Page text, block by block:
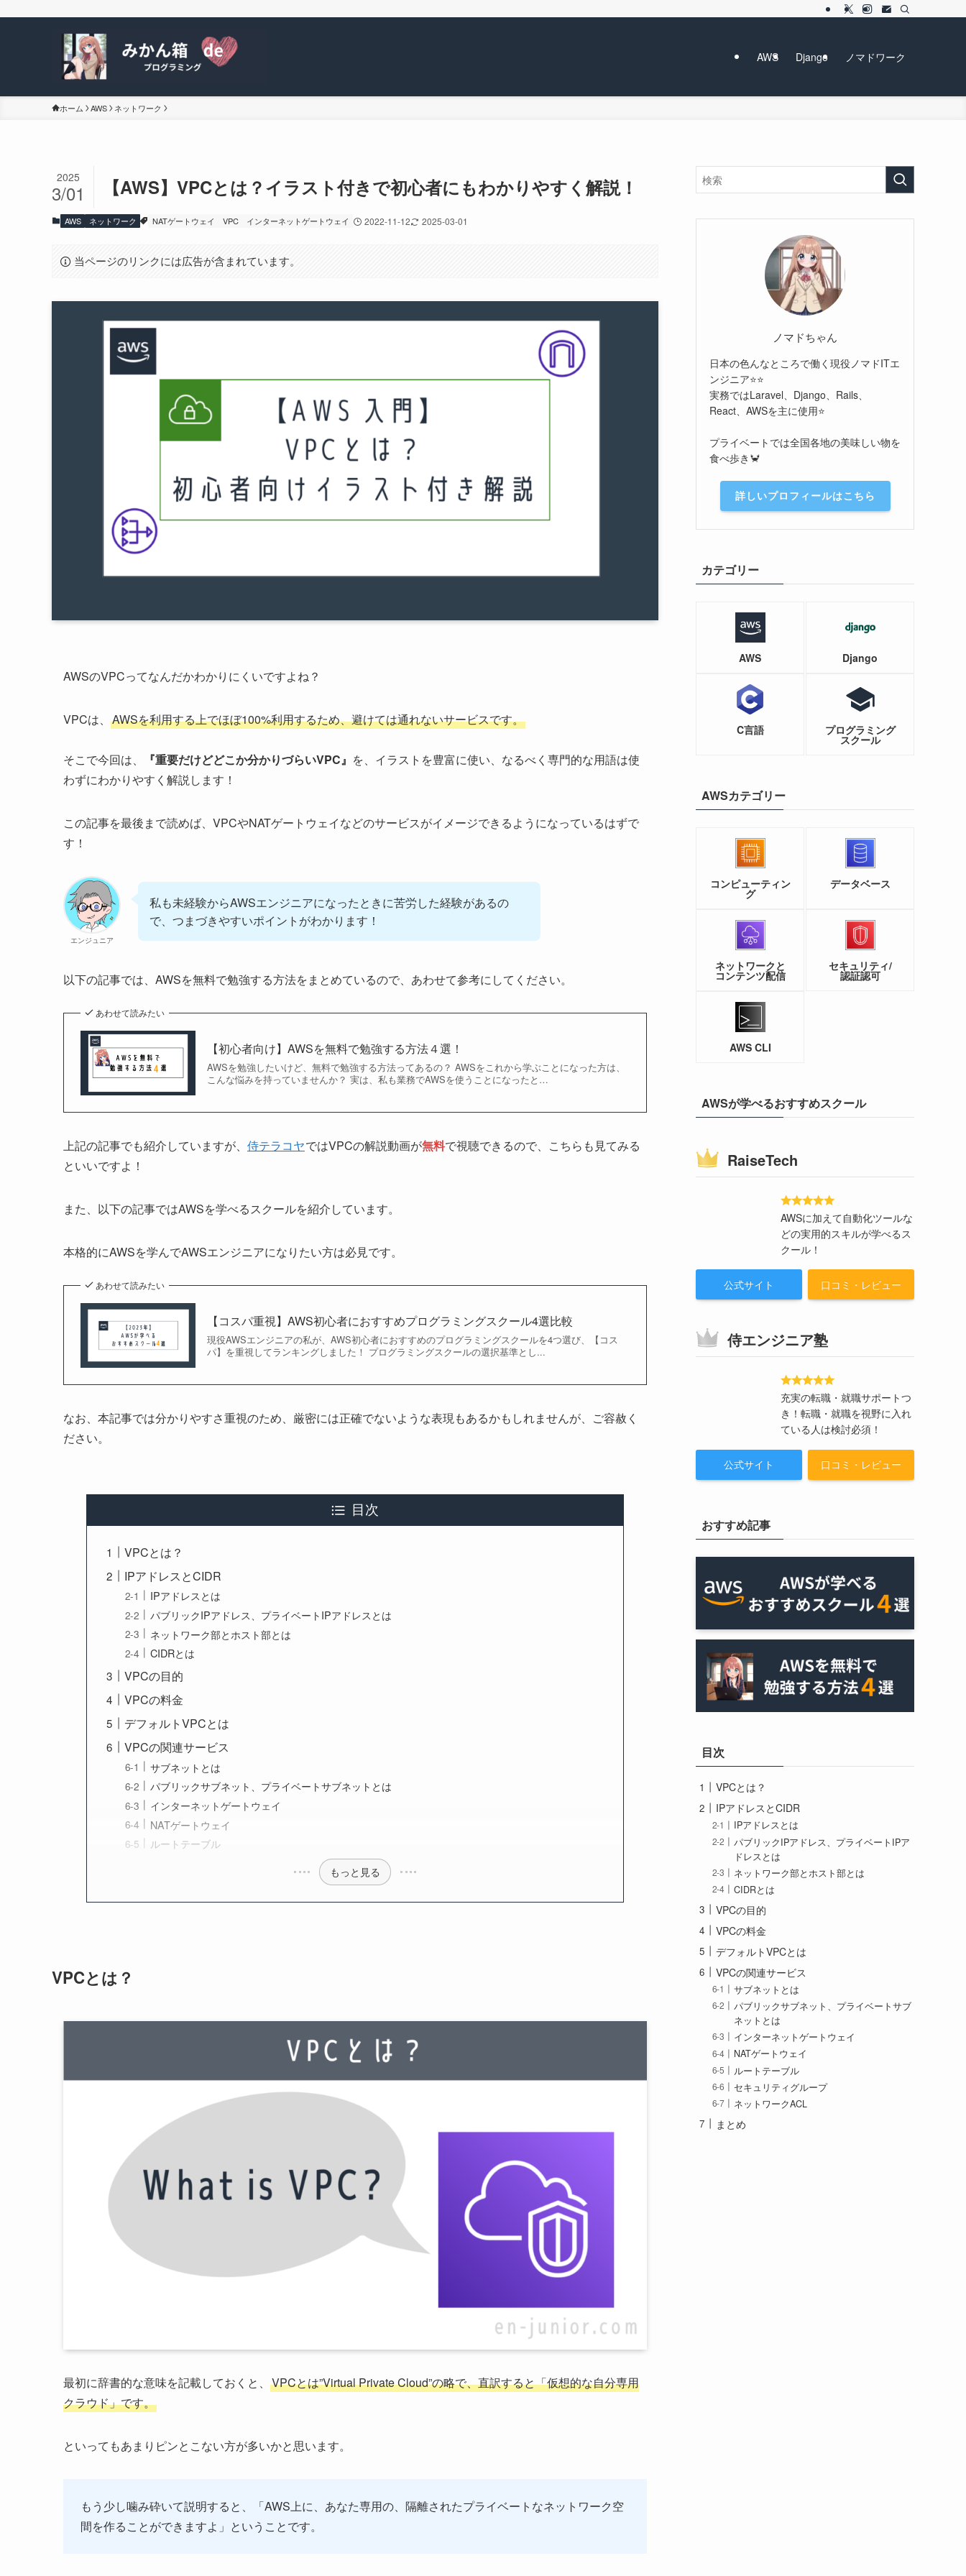
AWS Django ノマドワーク
ホーム AWS ネットワーク
【AWS】VPCとは？イラスト付きで初心者にもわかりやすく解説！
2025
3/01
AWS ネットワーク NATゲートウェイ VPC インターネットゲートウェイ 2022-11-12 2025-03-01
当ページのリンクには広告が含まれています。
AWSのVPCってなんだかわかりにくいですよね？
VPCは、 AWSを利用する上でほぼ100%利用するため、避けては通れないサービスです。
そこで今回は、 『重要だけどどこか分かりづらいVPC』 を、イラストを豊富に使い、なるべく専門的な用語は使
わずにわかりやすく解説します！
この記事を最後まで読めば、VPCやNATゲートウェイなどのサービスがイメージできるようになっているはずで
す！
エンジュニア
私も未経験からAWSエンジニアになったときに苦労した経験があるの
で、つまづきやすいポイントがわかります！
以下の記事では、AWSを無料で勉強する方法をまとめているので、あわせて参考にしてください。
あわせて読みたい
【初心者向け】AWSを無料で勉強する方法４選！
AWSを勉強したいけど、無料で勉強する方法ってあるの？ AWSをこれから学ぶことになった方は、
こんな悩みを持っていませんか？ 実は、私も業務でAWSを使うことになったと…
上記の記事でも紹介していますが、 侍テラコヤではVPCの解説動画が無料で視聴できるので、こちらも見てみる
といいですよ！
また、以下の記事ではAWSを学べるスクールを紹介しています。
本格的にAWSを学んでAWSエンジニアになりたい方は必見です。
あわせて読みたい
【コスパ重視】AWS初心者におすすめプログラミングスクール4選比較
現役AWSエンジニアの私が、AWS初心者におすすめのプログラミングスクールを4つ選び、【コス
パ】を重視してランキングしました！ プログラミングスクールの選択基準とし...
なお、本記事では分かりやすさ重視のため、厳密には正確でないような表現もあるかもしれませんが、ご容赦く
ださい。
目次
VPCとは？
IPアドレスとCIDR
IPアドレスとは
パブリックIPアドレス、プライベートIPアドレスとは
ネットワーク部とホスト部とは
CIDRとは
VPCの目的
VPCの料金
デフォルトVPCとは
VPCの関連サービス
サブネットとは
パブリックサブネット、プライベートサブネットとは
インターネットゲートウェイ
NATゲートウェイ
ルートテーブル
もっと見る
VPCとは？
最初に辞書的な意味を記載しておくと、 VPCとは”Virtual Private Cloud”の略で、直訳すると「仮想的な自分専用
クラウド」です。
といってもあまりピンとこない方が多いかと思います。
もう少し噛み砕いて説明すると、「AWS上に、あなた専用の、隔離されたプライベートなネットワーク空
間を作ることができますよ」ということです。
ノマドちゃん
日本の色んなところで働く現役ノマドITエ
ンジニア⭐️⭐️
実務ではLaravel、Django、Rails、
React、AWSを主に使用⭐️
プライベートでは全国各地の美味しい物を
食べ歩き🦀
詳しいプロフィールはこちら
カテゴリー
AWS Django
C言語 プログラミング
スクール
AWSカテゴリー
コンピューティン
グ
データベース
ネットワークと
コンテンツ配信
セキュリティ/
認証認可
AWS CLI
AWSが学べるおすすめスクール
RaiseTech
AWSに加えて自動化ツールな
どの実用的スキルが学べるス
クール！
公式サイト 口コミ・レビュー
侍エンジニア塾
充実の転職・就職サポートつ
き！転職・就職を視野に入れ
ている人は検討必須！
公式サイト 口コミ・レビュー
おすすめ記事
目次
VPCとは？
IPアドレスとCIDR
IPアドレスとは
パブリックIPアドレス、プライベートIPア
ドレスとは
ネットワーク部とホスト部とは
CIDRとは
VPCの目的
VPCの料金
デフォルトVPCとは
VPCの関連サービス
サブネットとは
パブリックサブネット、プライベートサブ
ネットとは
インターネットゲートウェイ
NATゲートウェイ
ルートテーブル
セキュリティグループ
ネットワークACL
まとめ